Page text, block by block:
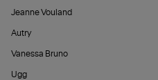
Jeanne Vouland
Autry
Vanessa Bruno
Ugg